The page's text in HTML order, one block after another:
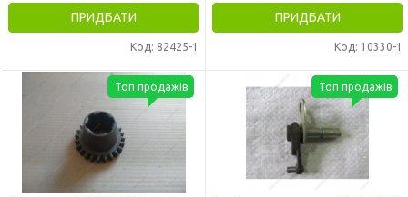
ПРИДБАТИ
Код: 82425-1
ПРИДБАТИ
Код: 10330-1
Топ продажів Топ продажів